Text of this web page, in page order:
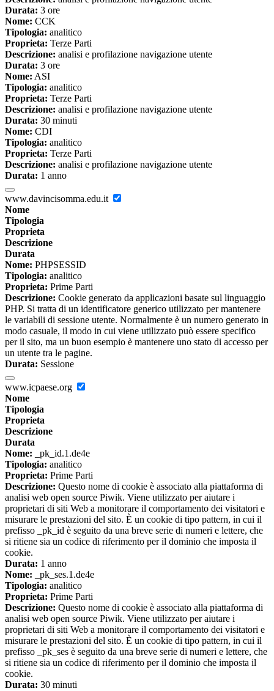
Durata: 3 ore
Nome: CCK
Tipologia: analitico
Proprieta: Terze Parti
Descrizione: analisi e profilazione navigazione utente
Durata: 3 ore
Nome: ASI
Tipologia: analitico
Proprieta: Terze Parti
Descrizione: analisi e profilazione navigazione utente
Durata: 30 minuti
Nome: CDI
Tipologia: analitico
Proprieta: Terze Parti
Descrizione: analisi e profilazione navigazione utente
Durata: 1 anno
www.davincisomma.edu.it
Nome
Tipologia
Proprieta
Descrizione
Durata
Nome: PHPSESSID
Tipologia: analitico
Proprieta: Prime Parti
Descrizione: Cookie generato da applicazioni basate sul linguaggio
PHP. Si tratta di un identificatore generico utilizzato per mantenere
le variabili di sessione utente. Normalmente è un numero generato in
modo casuale, il modo in cui viene utilizzato può essere specifico
per il sito, ma un buon esempio è mantenere uno stato di accesso per
un utente tra le pagine.
Durata: Sessione
www.icpaese.org
Nome
Tipologia
Proprieta
Descrizione
Durata
Nome: _pk_id.1.de4e
Tipologia: analitico
Proprieta: Prime Parti
Descrizione: Questo nome di cookie è associato alla piattaforma di
analisi web open source Piwik. Viene utilizzato per aiutare i
proprietari di siti Web a monitorare il comportamento dei visitatori e
misurare le prestazioni del sito. È un cookie di tipo pattern, in cui il
prefisso _pk_id è seguito da una breve serie di numeri e lettere, che
si ritiene sia un codice di riferimento per il dominio che imposta il
cookie.
Durata: 1 anno
Nome: _pk_ses.1.de4e
Tipologia: analitico
Proprieta: Prime Parti
Descrizione: Questo nome di cookie è associato alla piattaforma di
analisi web open source Piwik. Viene utilizzato per aiutare i
proprietari di siti Web a monitorare il comportamento dei visitatori e
misurare le prestazioni del sito. È un cookie di tipo pattern, in cui il
prefisso _pk_ses è seguito da una breve serie di numeri e lettere, che
si ritiene sia un codice di riferimento per il dominio che imposta il
cookie.
Durata: 30 minuti